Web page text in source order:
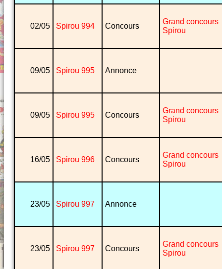
02/05 Spirou 994 Concours
Grand concours
Spirou
09/05 Spirou 995 Annonce
09/05 Spirou 995 Concours
Grand concours
Spirou
16/05 Spirou 996 Concours
Grand concours
Spirou
23/05 Spirou 997 Annonce
23/05 Spirou 997 Concours
Grand concours
Spirou